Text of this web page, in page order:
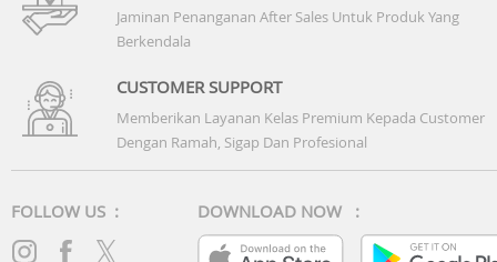
Jaminan Penanganan After Sales Untuk Produk Yang
Berkendala
CUSTOMER SUPPORT
Memberikan Layanan Kelas Premium Kepada Customer
Dengan Ramah, Sigap Dan Profesional
FOLLOW US : DOWNLOAD NOW :